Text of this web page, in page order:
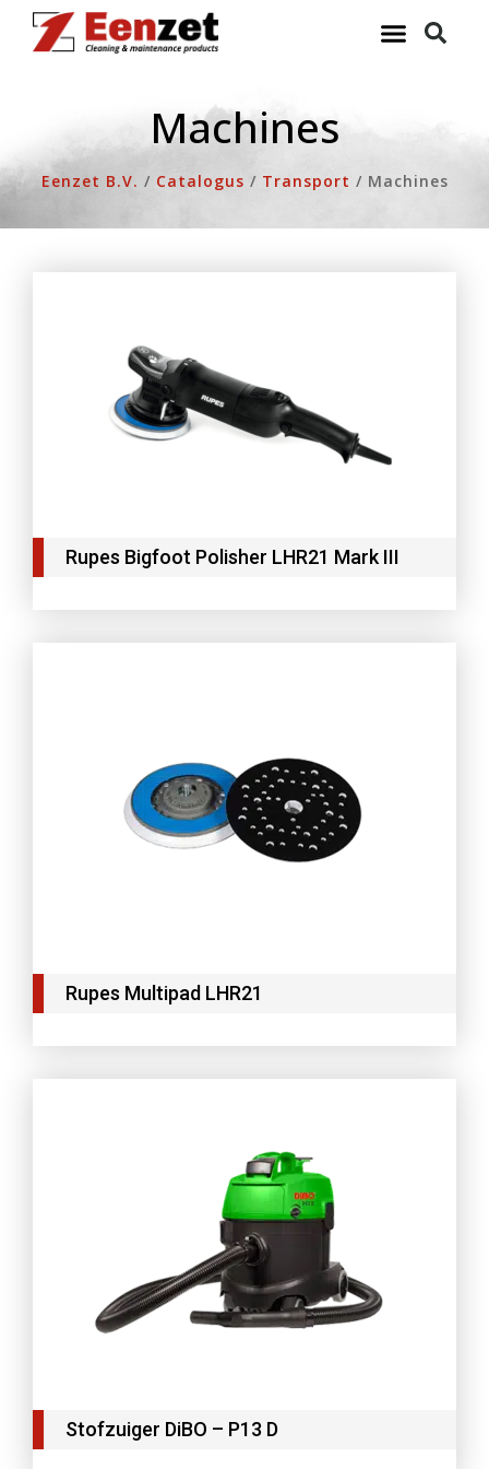
naar
Machines
Eenzet B.V. / Catalogus / Transport / Machines
Rupes Bigfoot Polisher LHR21 Mark III
Rupes Multipad LHR21
Stofzuiger DiBO – P13 D